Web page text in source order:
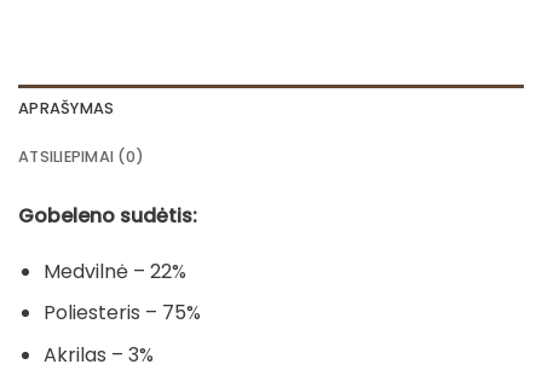
APRAŠYMAS
ATSILIEPIMAI (0)
Gobeleno sudėtis:
Medvilnė – 22%
Poliesteris – 75%
Akrilas – 3%